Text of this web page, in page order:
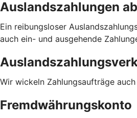
Auslandszahlungen
Ein reibungsloser
auch ein- und ausgehende
Wir wickeln Zahlungsaufträge
Fremdwährungskonto